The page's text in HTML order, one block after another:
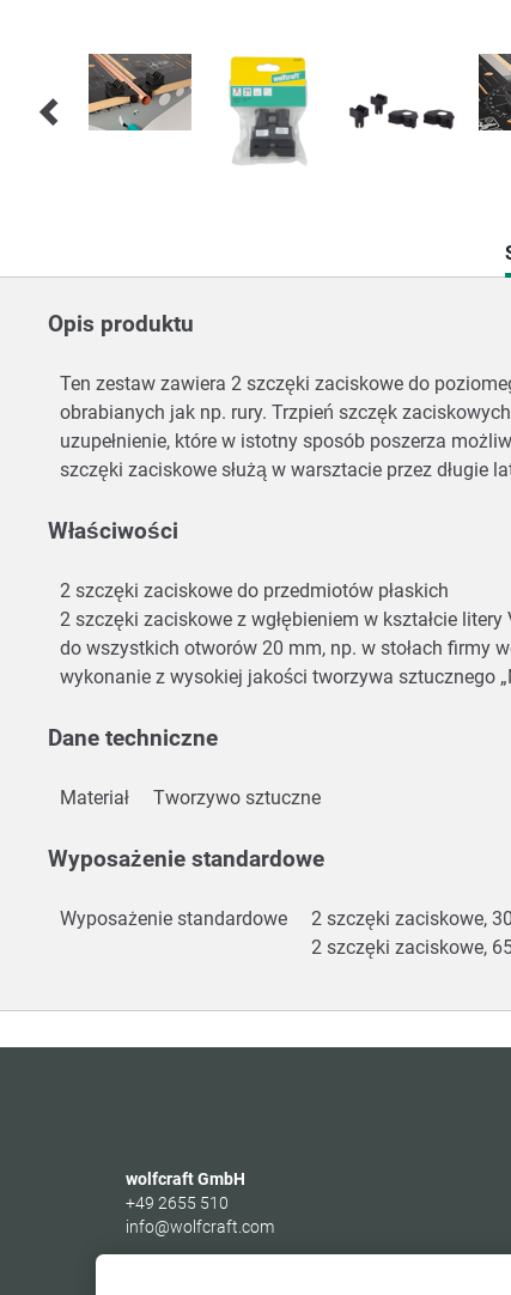
Opis produktu
Ten zestaw zawiera 2 szczęki zaciskowe do
obrabianych jak np. rury. Trzpień szczęk
uzupełnienie, które w istotny sposób poszerza
szczęki zaciskowe służą w warsztacie przez długie
Właściwości
2 szczęki zaciskowe do przedmiotów płaskich
2 szczęki zaciskowe z wgłębieniem w kształcie
do wszystkich otworów 20 mm, np. w stołach firmy
wykonanie z wysokiej jakości tworzywa sztucznego
Dane techniczne
Materiał Tworzywo sztuczne
Wyposażenie standardowe
Wyposażenie standardowe
2 szczęki zaciskowe,
2 szczęki zaciskowe,
wolfcraft GmbH
+49 2655 510
info@wolfcraft.com